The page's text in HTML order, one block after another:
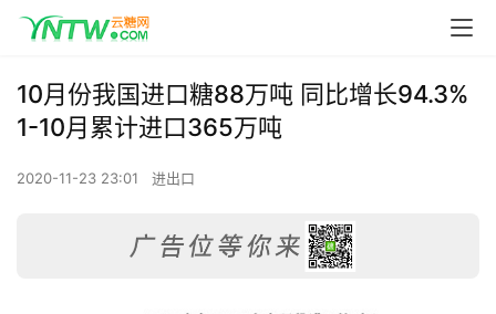
10月份我国进口糖88万吨 同比增长94.3%
1-10月累计进口365万吨
2020-11-23 23:01 进出口